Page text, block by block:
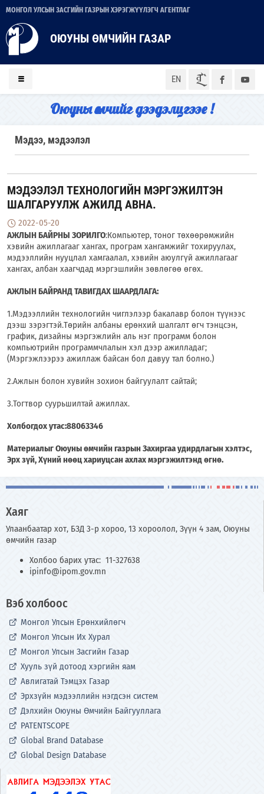
МОНГОЛ УЛСЫН ЗАСГИЙН ГАЗРЫН ХЭРЭГЖҮҮЛЭГЧ АГЕНТЛАГ
ОЮУНЫ ӨМЧИЙН ГАЗАР
EN ᠮᠣᠨ
Оюуны өмчийг дээдэлцгээе !
Мэдээ, мэдээлэл
МЭДЭЭЛЭЛ ТЕХНОЛОГИЙН МЭРГЭЖИЛТЭН
ШАЛГАРУУЛЖ АЖИЛД АВНА.
2022-05-20
АЖЛЫН БАЙРНЫ ЗОРИЛГО:Компьютер, тоног төхөөрөмжийн
хэвийн ажиллагааг хангах, програм хангамжийг тохируулах,
мэдээллийн нууцлал хамгаалал, хэвийн аюулгүй ажиллагааг
хангах, албан хаагчдад мэргэшлийн зөвлөгөө өгөх.
АЖЛЫН БАЙРАНД ТАВИГДАХ ШААРДЛАГА:
1.Мэдээллийн технологийн чиглэлээр бакалавр болон түүнээс
дээш зэрэгтэй.Төрийн албаны ерөнхий шалгалт өгч тэнцсэн,
график, дизайны мэргэжлийн аль нэг программ болон
компьютрийн программчлалын хэл дээр ажилладаг;
(Мэргэжлээрээ ажиллаж байсан бол давуу тал болно.)
2.Ажлын болон хувийн зохион байгуулалт сайтай;
3.Тогтвор суурьшилтай ажиллах.
Холбогдох утас:88063346
Материалыг Оюуны өмчийн газрын Захиргаа удирдлагын хэлтэс,
Эрх зүй, Хүний нөөц хариуцсан ахлах мэргэжилтэнд өгнө.
Хаяг
Улаанбаатар хот, БЗД 3-р хороо, 13 хороолол, Зүүн 4 зам, Оюуны
өмчийн газар
Холбоо барих утас: 11-327638
ipinfo@ipom.gov.mn
Вэб холбоос
Монгол Улсын Ерөнхийлөгч
Монгол Улсын Их Хурал
Монгол Улсын Засгийн Газар
Хууль зүй дотоод хэргийн яам
Авлигатай Тэмцэх Газар
Эрхзүйн мэдээллийн нэгдсэн систем
Дэлхийн Оюуны Өмчийн Байгууллага
PATENTSCOPE
Global Brand Database
Global Design Database